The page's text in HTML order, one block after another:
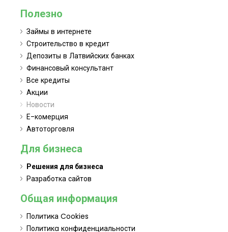
Полезно
Займы в интернете
Строительство в кредит
Депозиты в Латвийских банках
Финансовый консультант
Все кредиты
Акции
Новости
Е-комерция
Автоторговля
Для бизнеса
Решения для бизнеса
Разработка сайтов
Общая информация
Политика Cookies
Политикa конфиденциальности